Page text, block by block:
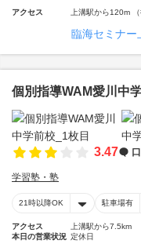
アクセス 上溝駅から120m （
臨海セミナー
個別指導WAM愛川中
3.47
学習塾・塾
21時以降OK 駐車場有
アクセス
上溝駅から7.5km
本日の営業状況 定休日